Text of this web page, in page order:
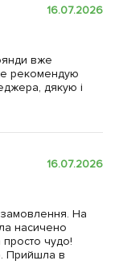
16.07.2026
вже
рекомендую
дякую і
16.07.2026
На
насичено
чудо!
Прийшла в